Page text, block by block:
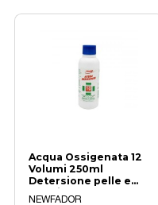
Acqua Ossigenata 12
Volumi 250ml
Detersione pelle e
unghie
NEWFADOR